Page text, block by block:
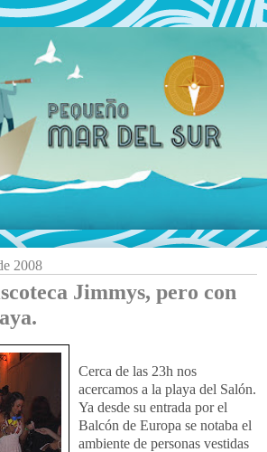
2008
Jimmys, pero con
Cerca de las 23h nos
acercamos a la playa del Salón.
Ya desde su entrada por el
Balcón de Europa se notaba el
ambiente de personas vestidas